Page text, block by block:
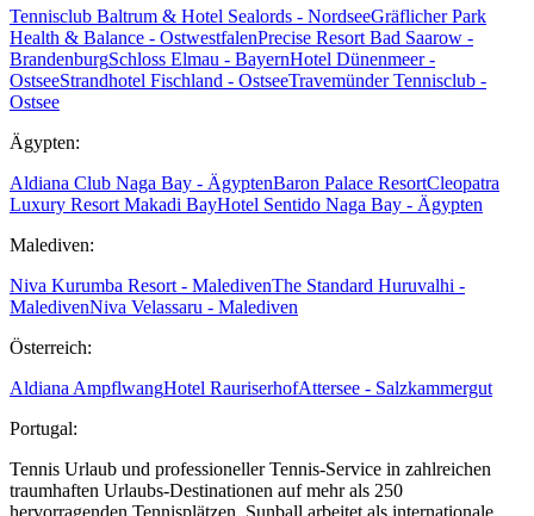
Tennisclub Baltrum & Hotel Sealords - NordseeGräflicher Park
Health & Balance - OstwestfalenPrecise Resort Bad Saarow -
BrandenburgSchloss Elmau - BayernHotel Dünenmeer -
OstseeStrandhotel Fischland - OstseeTravemünder Tennisclub -
Ostsee
Ägypten:
Aldiana Club Naga Bay - ÄgyptenBaron Palace ResortCleopatra
Luxury Resort Makadi BayHotel Sentido Naga Bay - Ägypten
Malediven:
Niva Kurumba Resort - MaledivenThe Standard Huruvalhi -
MaledivenNiva Velassaru - Malediven
Österreich:
Aldiana AmpflwangHotel RauriserhofAttersee - Salzkammergut
Portugal:
Tennis Urlaub und professioneller Tennis-Service in zahlreichen
traumhaften Urlaubs-Destinationen auf mehr als 250